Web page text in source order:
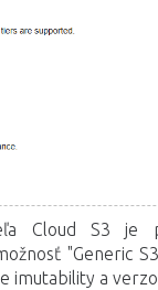
Cloud S3 je
"Generic
imutability a